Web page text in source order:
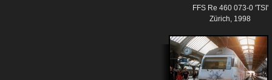
FFS Re 460 073-0 'TSI'
Zürich, 1998